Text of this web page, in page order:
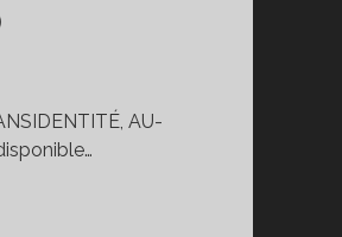
AU-